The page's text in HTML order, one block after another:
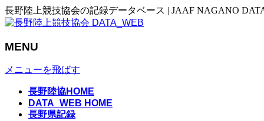
長野陸上競技協会の記録データベース | JAAF NAGANO
MENU
メニューを飛ばす
長野陸協HOME
DATA_WEB HOME
長野県記録